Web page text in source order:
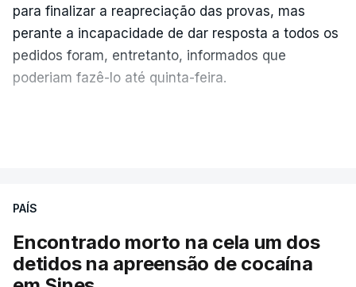
para finalizar a reapreciação das provas, mas
perante a incapacidade de dar resposta a todos os
pedidos foram, entretanto, informados que
poderiam fazê-lo até quinta-feira.
No domingo, estavam concluídos cerca de 50 por
cento dos mais de 20 mil pedidos de reapreciação,
mas Cristina Mota, porta-voz da Missão Escola
Pública, tem dúvidas de que o processo esteja
PAÍS
Encontrado morto na cela um dos
detidos na apreensão de cocaína